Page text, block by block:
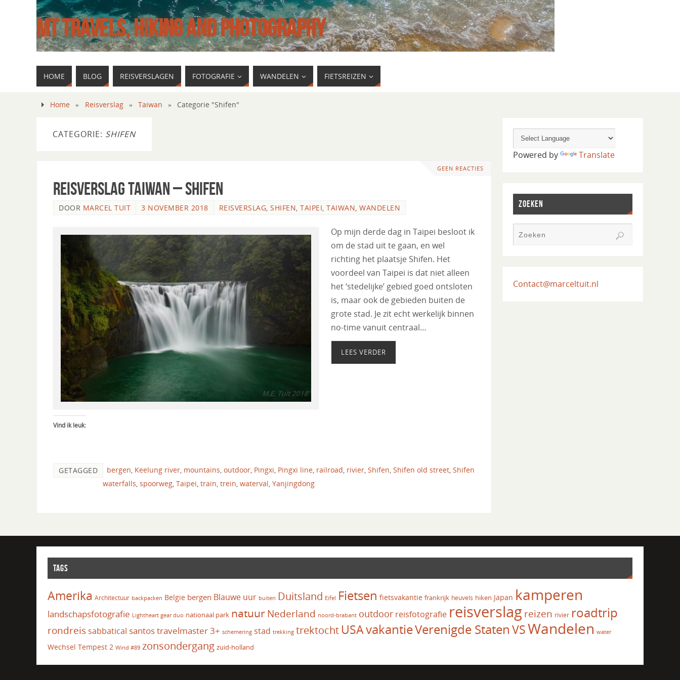
MT TRAVELS, HIKING AND PHOTOGRAPHY
HOME BLOG REISVERSLAGEN FOTOGRAFIE WANDELEN FIETSREIZEN
Home » Reisverslag » Taiwan » Categorie "Shifen"
CATEGORIE: SHIFEN
GEEN REACTIES
Reisverslag Taiwan – Shifen
DOOR MARCEL TUIT 3 NOVEMBER 2018 REISVERSLAG, SHIFEN, TAIPEI, TAIWAN, WANDELEN
Op mijn derde dag in Taipei besloot ik
om de stad uit te gaan, en wel
richting het plaatsje Shifen. Het
voordeel van Taipei is dat niet alleen
het ‘stedelijke’ gebied goed ontsloten
is, maar ook de gebieden buiten de
grote stad. Je zit echt werkelijk binnen
no-time vanuit centraal…
LEES VERDER
Vind ik leuk:
GETAGGED bergen Keelung river mountains outdoor Pingxi Pingxi line railroad rivier Shifen Shifen old street Shifen
waterfalls spoorweg Taipei train trein waterval Yanjingdong
Powered by Translate
ZOEKEN
Contact@marceltuit.nl
TAGS
Amerika Architectuur backpacken Belgie bergen Blauwe uur buiten Duitsland Eifel Fietsen fietsvakantie frankrijk heuvels hiken Japan kamperen
landschapsfotografie Lightheart gear duo nationaal park natuur Nederland noord-brabant outdoor reisfotografie reisverslag reizen rivier roadtrip
rondreis sabbatical santos travelmaster 3+ schemering stad trekking trektocht USAvakantieVerenigde StatenVSWandelen water
Wechsel Tempest 2 Wind #89 zonsondergang zuid-holland